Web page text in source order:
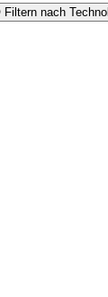
Filtern nach